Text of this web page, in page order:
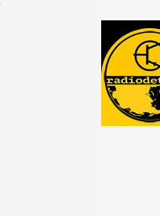
+7 800 234-99-